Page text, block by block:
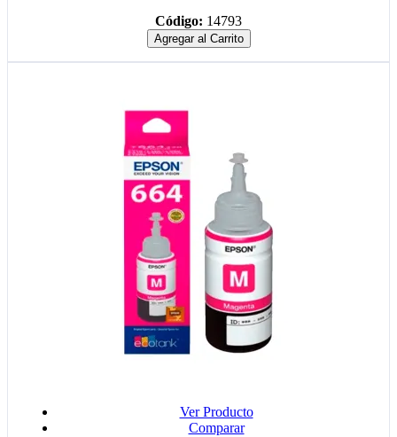
Código: 14793
Agregar al Carrito
Ver Producto
Comparar